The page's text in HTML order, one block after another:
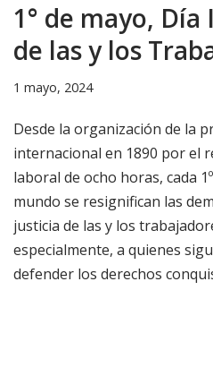
1° de mayo,
de las y los
1 mayo, 2024
Desde la organización de la
internacional en 1890 por el
laboral de ocho horas, cada
mundo se resignifican las
justicia de las y los
especialmente, a quienes
defender los derechos